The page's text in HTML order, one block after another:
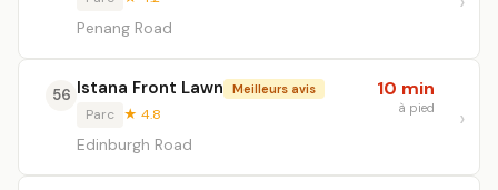
Penang Road
56 Istana Front Lawn Meilleurs avis
Parc ★ 4.8
Edinburgh Road
10 min
à pied